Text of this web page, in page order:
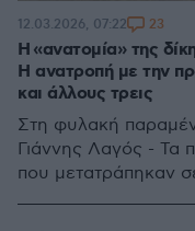
Η «ανατομία» της
Η ανατροπή με την
και άλλους τρεις
Στη φυλακή
Γιάννης Λαγός - Τα
που μετατράπηκαν
12.03.2026, 07:22 23